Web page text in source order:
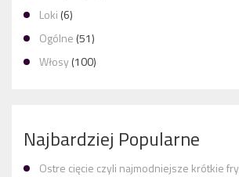
Loki (6)
Ogólne (51)
Włosy(100)
Najbardziej Popularne
Ostre cięcie czyli najmodniejsze krótkie